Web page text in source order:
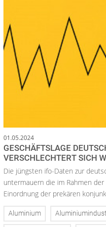
01.05.2024
GESCHÄFTSLAGE
VERSCHLECHTERT SICH
Die jüngsten ifo-Daten zur
untermauern die im Rahmen
Einordnung der prekären
Aluminium